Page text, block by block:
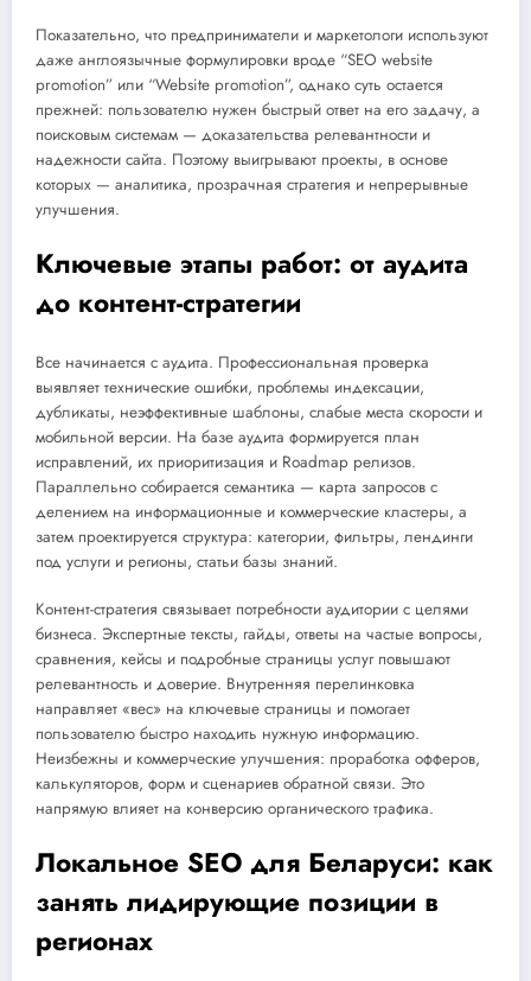
Показательно, что предприниматели и маркетологи используют
даже англоязычные формулировки вроде “SEO website
promotion” или “Website promotion”, однако суть остается
прежней: пользователю нужен быстрый ответ на его задачу, а
поисковым системам — доказательства релевантности и
надежности сайта. Поэтому выигрывают проекты, в основе
которых — аналитика, прозрачная стратегия и непрерывные
улучшения.
Ключевые этапы работ: от аудита
до контент-стратегии
Все начинается с аудита. Профессиональная проверка
выявляет технические ошибки, проблемы индексации,
дубликаты, неэффективные шаблоны, слабые места скорости и
мобильной версии. На базе аудита формируется план
исправлений, их приоритизация и Roadmap релизов.
Параллельно собирается семантика — карта запросов с
делением на информационные и коммерческие кластеры, а
затем проектируется структура: категории, фильтры, лендинги
под услуги и регионы, статьи базы знаний.
Контент-стратегия связывает потребности аудитории с целями
бизнеса. Экспертные тексты, гайды, ответы на частые вопросы,
сравнения, кейсы и подробные страницы услуг повышают
релевантность и доверие. Внутренняя перелинковка
направляет «вес» на ключевые страницы и помогает
пользователю быстро находить нужную информацию.
Неизбежны и коммерческие улучшения: проработка офферов,
калькуляторов, форм и сценариев обратной связи. Это
напрямую влияет на конверсию органического трафика.
Локальное SEO для Беларуси: как
занять лидирующие позиции в
регионах